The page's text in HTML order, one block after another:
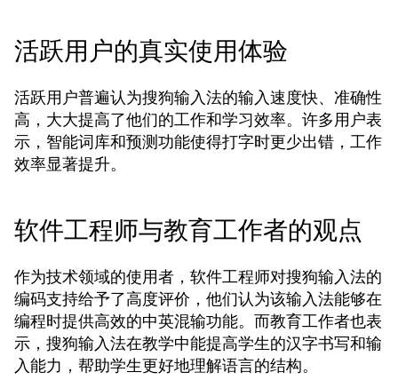
活跃用户的真实使用体验
活跃用户普遍认为搜狗输入法的输入速度快、准确性
高，大大提高了他们的工作和学习效率。许多用户表
示，智能词库和预测功能使得打字时更少出错，工作
效率显著提升。
软件工程师与教育工作者的观点
作为技术领域的使用者，软件工程师对搜狗输入法的
编码支持给予了高度评价，他们认为该输入法能够在
编程时提供高效的中英混输功能。而教育工作者也表
示，搜狗输入法在教学中能提高学生的汉字书写和输
入能力，帮助学生更好地理解语言的结构。